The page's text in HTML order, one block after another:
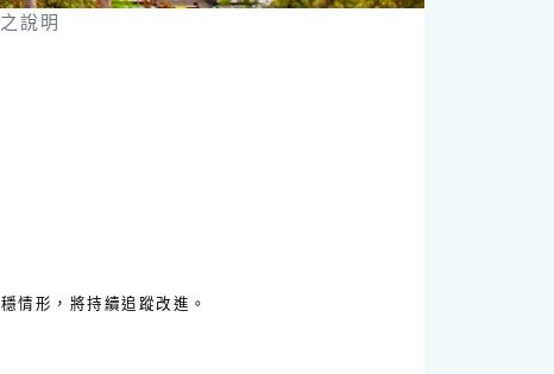
說明
情形，將持續追蹤改進。